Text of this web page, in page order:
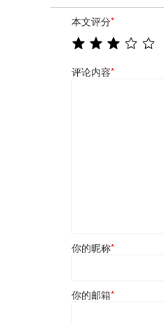
本文评分*
评论内容*
你的昵称*
你的邮箱*